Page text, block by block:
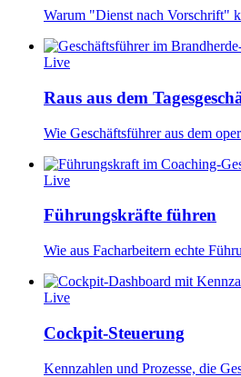
Warum "Dienst nach Vorschrift"
Live
Raus aus dem
Wie Geschäftsführer aus dem
Live
Führungskräfte führen
Wie aus Facharbeitern echte
Live
Cockpit-Steuerung
Kennzahlen und Prozesse, die